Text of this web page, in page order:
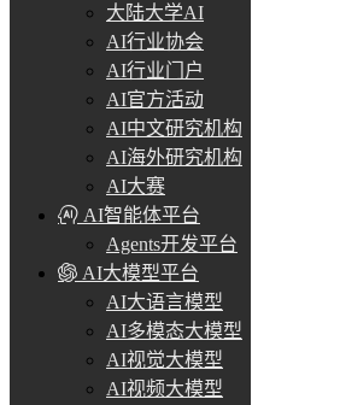
大陆大学AI
AI行业协会
AI行业门户
AI官方活动
AI中文研究机构
AI海外研究机构
AI大赛
AI智能体平台
Agents开发平台
AI大模型平台
AI大语言模型
AI多模态大模型
AI视觉大模型
AI视频大模型